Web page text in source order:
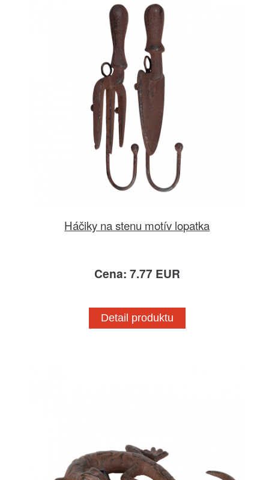
Háčiky na stenu motív lopatka
Cena: 7.77 EUR
Detail produktu